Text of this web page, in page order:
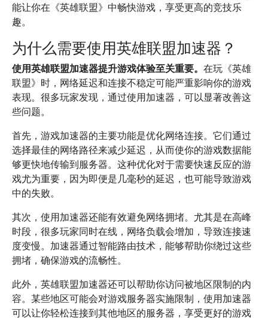
能让你在《英雄联盟》中畅快游戏，享受更高的竞技乐
趣。
为什么需要使用英雄联盟加速器？
使用英雄联盟加速器提升游戏体验至关重要。 在玩《英雄
联盟》时，网络延迟和连接不稳定可能严重影响你的游戏
表现。很多玩家发现，通过使用加速器，可以显著改善这
些问题。
首先，游戏加速器的主要功能是优化网络连接。它们通过
选择最佳的网络路径来减少延迟，从而使你的游戏数据能
够更快地传输到服务器。这种优化对于需要快速反应的游
戏尤为重要，因为即便是几毫秒的延迟，也可能导致游戏
中的失败。
其次，使用加速器还能有效避免网络拥堵。尤其是在高峰
时段，很多玩家同时在线，网络负载会增加，导致连接速
度变慢。加速器通过智能路由技术，能够帮助你绕过这些
拥堵，确保游戏的流畅性。
此外，英雄联盟加速器还可以帮助你访问被地区限制的内
容。某些地区可能会对游戏服务器实施限制，使用加速器
可以让你轻松连接到其他地区的服务器，享受更好的游戏